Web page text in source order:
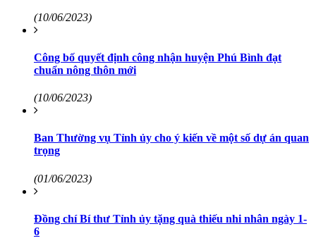
(10/06/2023)
Công bố quyết định công nhận huyện Phú Bình đạt
chuẩn nông thôn mới
(10/06/2023)
Ban Thường vụ Tỉnh ủy cho ý kiến về một số dự án quan
trọng
(01/06/2023)
Đồng chí Bí thư Tỉnh ủy tặng quà thiếu nhi nhân ngày 1-
6